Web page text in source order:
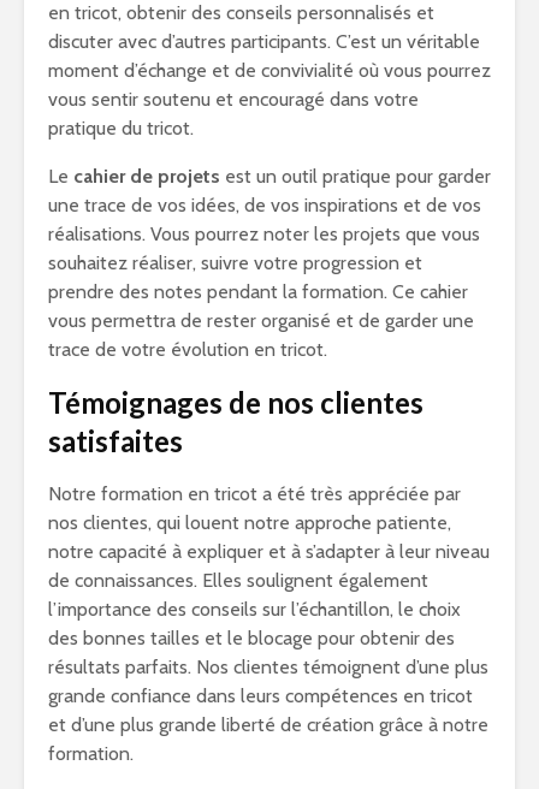
en tricot, obtenir des conseils personnalisés et
discuter avec d’autres participants. C’est un véritable
moment d’échange et de convivialité où vous pourrez
vous sentir soutenu et encouragé dans votre
pratique du tricot.
Le cahier de projets est un outil pratique pour garder
une trace de vos idées, de vos inspirations et de vos
réalisations. Vous pourrez noter les projets que vous
souhaitez réaliser, suivre votre progression et
prendre des notes pendant la formation. Ce cahier
vous permettra de rester organisé et de garder une
trace de votre évolution en tricot.
Témoignages de nos clientes
satisfaites
Notre formation en tricot a été très appréciée par
nos clientes, qui louent notre approche patiente,
notre capacité à expliquer et à s’adapter à leur niveau
de connaissances. Elles soulignent également
l’importance des conseils sur l’échantillon, le choix
des bonnes tailles et le blocage pour obtenir des
résultats parfaits. Nos clientes témoignent d’une plus
grande confiance dans leurs compétences en tricot
et d’une plus grande liberté de création grâce à notre
formation.